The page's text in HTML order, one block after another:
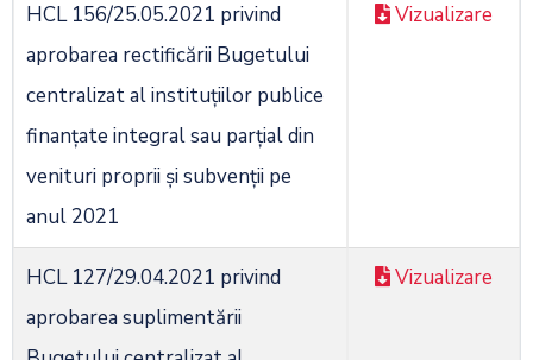
HCL 156/25.05.2021 privind
aprobarea rectificării Bugetului
centralizat al instituţiilor publice
finanţate integral sau parţial din
venituri proprii şi subvenţii pe
anul 2021
Vizualizare
HCL 127/29.04.2021 privind
aprobarea suplimentării
Vizualizare